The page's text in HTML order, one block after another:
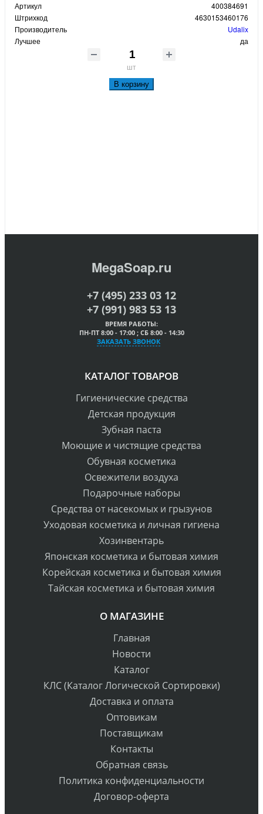
Артикул
400384691
Штрихкод
4630153460176
Производитель
Udalix
Лучшее
да
шт
В корзину
MegaSoap.ru
+7 (495) 233 03 12
+7 (991) 983 53 13
ВРЕМЯ РАБОТЫ:
ПН-ПТ 8:00 - 17:00 ; СБ 8:00 - 14:30
ЗАКАЗАТЬ ЗВОНОК
КАТАЛОГ ТОВАРОВ
Гигиенические средства
Детская продукция
Зубная паста
Моющие и чистящие средства
Обувная косметика
Освежители воздуха
Подарочные наборы
Средства от насекомых и грызунов
Уходовая косметика и личная гигиена
Хозинвентарь
Японская косметика и бытовая химия
Корейская косметика и бытовая химия
Тайская косметика и бытовая химия
О МАГАЗИНЕ
Главная
Новости
Каталог
КЛС (Каталог Логической Сортировки)
Доставка и оплата
Оптовикам
Поставщикам
Контакты
Обратная связь
Политика конфиденциальности
Договор-оферта